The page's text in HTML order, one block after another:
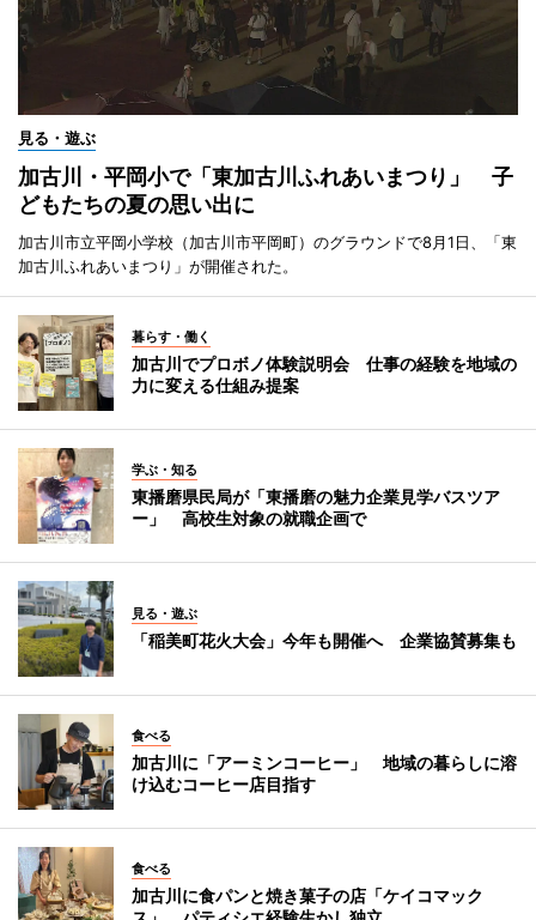
見る・遊ぶ
加古川・平岡小で「東加古川ふれあいまつり」 子
どもたちの夏の思い出に
加古川市立平岡小学校（加古川市平岡町）のグラウンドで8月1日、「東
加古川ふれあいまつり」が開催された。
暮らす・働く
加古川でプロボノ体験説明会 仕事の経験を地域の
力に変える仕組み提案
学ぶ・知る
東播磨県民局が「東播磨の魅力企業見学バスツア
ー」 高校生対象の就職企画で
見る・遊ぶ
「稲美町花火大会」今年も開催へ 企業協賛募集も
食べる
加古川に「アーミンコーヒー」 地域の暮らしに溶
け込むコーヒー店目指す
食べる
加古川に食パンと焼き菓子の店「ケイコマック